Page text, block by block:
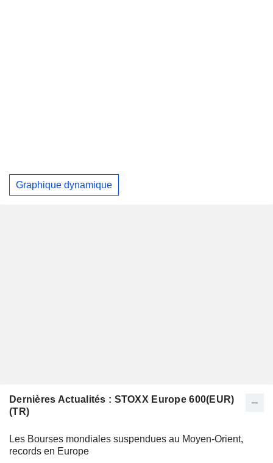
Graphique dynamique
Dernières Actualités : STOXX Europe 600(EUR)
(TR)
Les Bourses mondiales suspendues au Moyen-Orient,
records en Europe